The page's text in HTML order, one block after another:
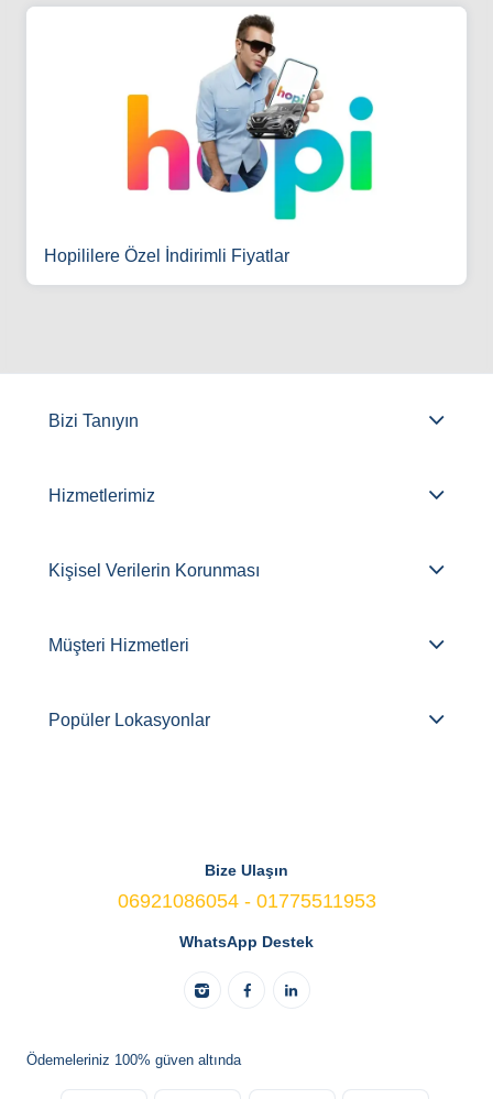
Hopililere Özel İndirimli Fiyatlar
Bizi Tanıyın
Hizmetlerimiz
Kişisel Verilerin Korunması
Müşteri Hizmetleri
Popüler Lokasyonlar
Bize Ulaşın
06921086054 - 01775511953
WhatsApp Destek
Ödemeleriniz 100% güven altında